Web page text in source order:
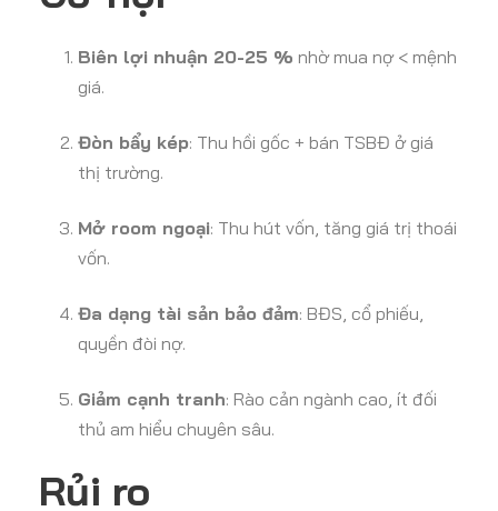
Biên lợi nhuận 20-25 % nhờ mua nợ < mệnh
giá.
Đòn bẩy kép: Thu hồi gốc + bán TSBĐ ở giá
thị trường.
Mở room ngoại: Thu hút vốn, tăng giá trị thoái
vốn.
Đa dạng tài sản bảo đảm: BĐS, cổ phiếu,
quyền đòi nợ.
Giảm cạnh tranh: Rào cản ngành cao, ít đối
thủ am hiểu chuyên sâu.
Rủi ro